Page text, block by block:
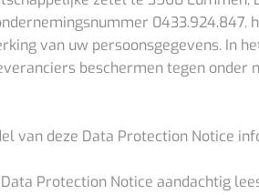
van uw persoonsgegevens. In
beschermen tegen
van deze Data Protection Notice
Protection Notice aandachtig